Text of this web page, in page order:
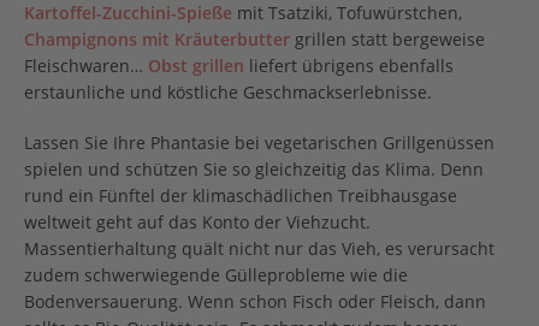
Kartoffel-Zucchini-Spieße mit Tsatziki, Tofuwürstchen,
Champignons mit Kräuterbutter grillen statt bergeweise
Fleischwaren… Obst grillen liefert übrigens ebenfalls
erstaunliche und köstliche Geschmackserlebnisse.
Lassen Sie Ihre Phantasie bei vegetarischen Grillgenüssen
spielen und schützen Sie so gleichzeitig das Klima. Denn
rund ein Fünftel der klimaschädlichen Treibhausgase
weltweit geht auf das Konto der Viehzucht.
Massentierhaltung quält nicht nur das Vieh, es verursacht
zudem schwerwiegende Gülleprobleme wie die
Bodenversauerung. Wenn schon Fisch oder Fleisch, dann